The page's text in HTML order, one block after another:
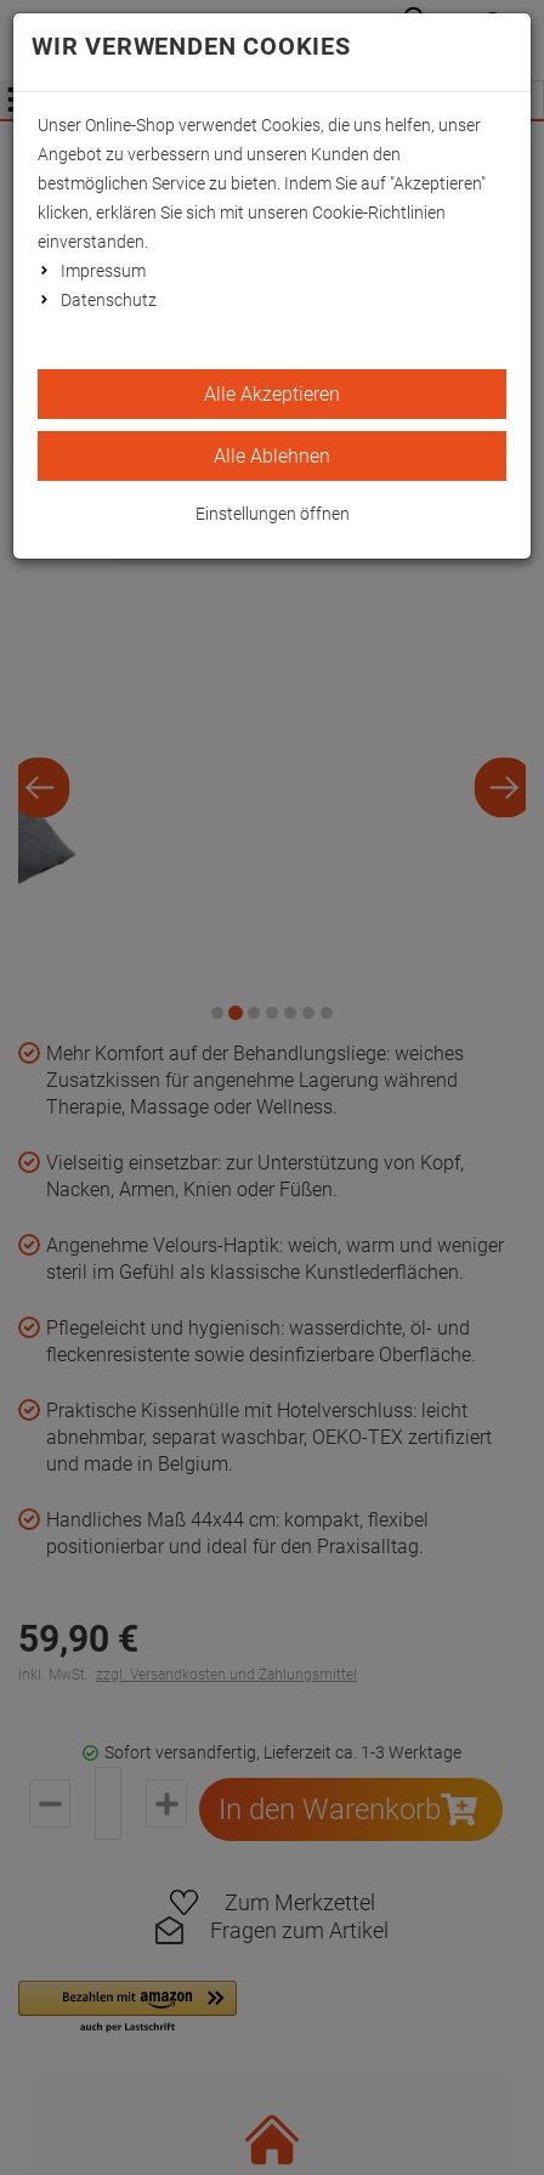
Wichtige Änderung für Fachhändler zum
01.09.2026 -Mehr Informationen hier
Anmelden
Menü
HygienePro weiches
Therapiekissen 44x44 cm
Hygienisches Praxiskissen mit wasser- und
Mehr Komfort auf der Behandlungsliege: weiches
Zusatzkissen für angenehme Lagerung während
Therapie, Massage oder Wellness.
Vielseitig einsetzbar: zur Unterstützung von Kopf,
Nacken, Armen, Knien oder Füßen.
Angenehme Velours-Haptik: weich, warm und weniger
steril im Gefühl als klassische Kunstlederflächen.
Pflegeleicht und hygienisch: wasserdichte, öl- und
fleckenresistente sowie desinfizierbare Oberfläche.
Praktische Kissenhülle mit Hotelverschluss: leicht
abnehmbar, separat waschbar, OEKO-TEX zertifiziert
und made in Belgium.
Handliches Maß 44x44 cm: kompakt, flexibel
positionierbar und ideal für den Praxisalltag.
59,90 €
inkl. MwSt. zzgl. Versandkosten und Zahlungsmittel
Sofort versandfertig, Lieferzeit ca. 1-3 Werktage
In den Warenkorb
Zum Merkzettel
Fragen zum Artikel
WIR VERWENDEN COOKIES
Unser Online-Shop verwendet Cookies, die uns helfen, unser
Angebot zu verbessern und unseren Kunden den
bestmöglichen Service zu bieten. Indem Sie auf "Akzeptieren"
klicken, erklären Sie sich mit unseren Cookie-Richtlinien
einverstanden.
Impressum
Datenschutz
Alle Akzeptieren
Alle Ablehnen
Einstellungen öffnen